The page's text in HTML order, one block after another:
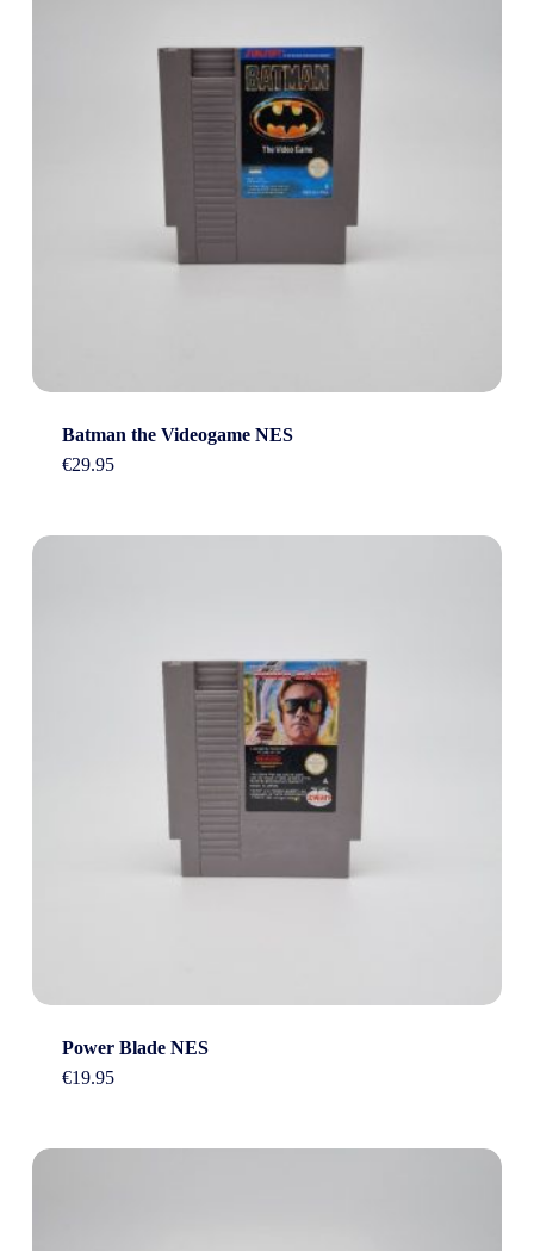
Batman the Videogame NES
€29.95
Power Blade NES
€19.95